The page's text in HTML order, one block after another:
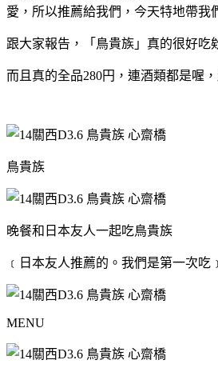
愛，所以推薦給我們，今天特地帶我
跟大家報告，「鳥貴族」真的很好吃
而且真的全品280円，連酒類都是喔，
鳥貴族
晚餐和日本友人一起吃鳥貴族
﹝日本友人推薦的。我們是第一次吃﹞
MENU